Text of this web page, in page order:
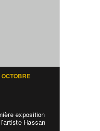
exposition
Hassan